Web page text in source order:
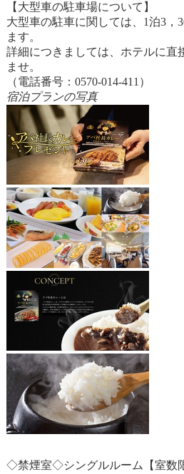
【大型車の駐車場について】
大型車の駐車に関しては、1泊3，
ます。
詳細につきましては、ホテルに直
ませ。
（電話番号：0570-014-411）
宿泊プランの写真
◇禁煙室◇シングルルーム【室数